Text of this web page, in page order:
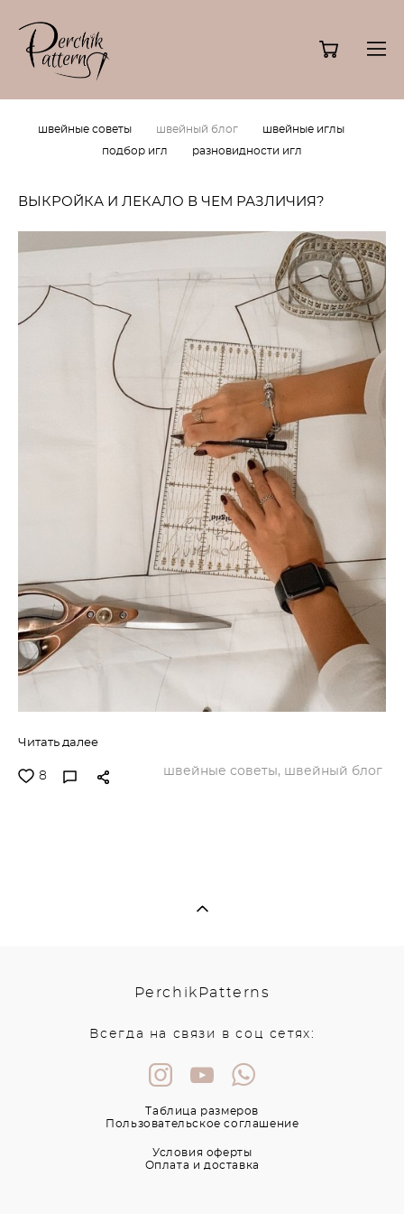
швейные советы швейный блог
швейные иглы
подбор игл
разновидности игл
ВЫКРОЙКА И ЛЕКАЛО В ЧЕМ РАЗЛИЧИЯ?
Читать далее
8 швейные советы, швейный блог
PerchikPatterns
Всегда на связи в соц сетях:
Таблица размеров
Пользовательское соглашение
Условия оферты
Оплата и доставка